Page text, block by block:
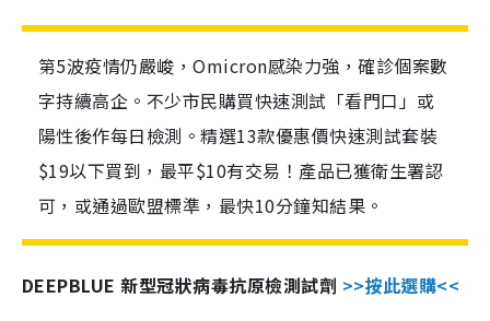
第5波疫情仍嚴峻，Omicron感染力強，確診個案數
字持續高企。不少市民購買快速測試「看門口」或
陽性後作每日檢測。精選13款優惠價快速測試套裝
$19以下買到，最平$10有交易！產品已獲衛生署認
可，或通過歐盟標準，最快10分鐘知結果。
DEEPBLUE 新型冠狀病毒抗原檢測試劑 >>按此選購<<